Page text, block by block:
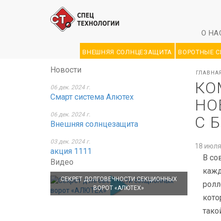
О
ВНЕШНЯЯ СОЛНЦЕЗАЩИТА ВОРОТНЫЕ
Новости
06 дек. 2024 г.
Смарт система Алютех
06 дек. 2024 г.
Внешняя солнцезащита
03 дек. 2024 г.
акция 1111
Видео
СЕКРЕТ ДОЛГОВЕЧНОСТИ СЕКЦИОННЫХ
ВОРОТ «АЛЮТЕХ»
ГЛАВНАЯ
С
18 июля
В